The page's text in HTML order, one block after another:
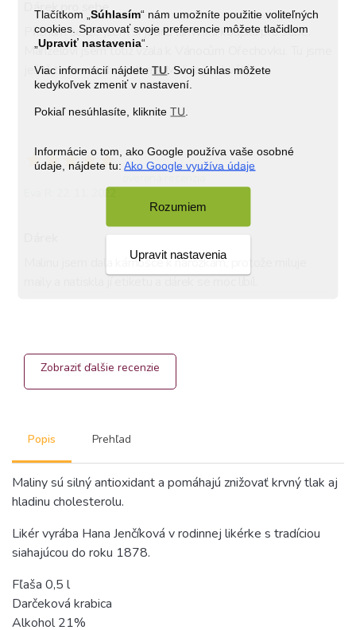
Tlačítkom „Súhlasím“ nám umožníte použitie voliteľných
cookies. Spravovať svoje preferencie môžete tlačidlom
„Upraviť nastavenia“.
Viac informácií nájdete TU . Svoj súhlas môžete
kedykoľvek zmeniť v nastavení.
Pokiaľ nesúhlasíte, klikniteTU
Informácie o tom, ako Google používa vaše osobné
údaje, nájdete tu:Ako Google využíva údaje
Rozumiem
Upravit nastavenia
Popis Prehľad
Maliny sú silný antioxidant a pomáhajú znižovať krvný tlak aj
hladinu cholesterolu.
Likér vyrába Hana Jenčíková v rodinnej likérke s tradíciou
siahajúcou do roku 1878.
Fľaša 0,5 l
Darčeková krabica
Alkohol 21%
Dárek pro sebe
Přiznám se, že jsem si jednu lahvinku koupila pro sebe.
Manželovi jsem totiž vzala k Vánocům Ořechovku. Tu jsme
ještě teda neochutnali, ale Malina je skvělá!
Eva R: 22. 11. 2022
Malinu jsem dala kámošce k narozkám, protože miluje
Zobraziť ďalšie recenzie